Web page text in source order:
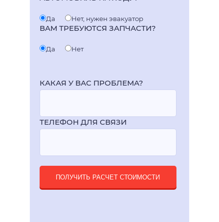
Да Нет, нужен эвакуатор
ВАМ ТРЕБУЮТСЯ ЗАПЧАСТИ?
Да Нет
КАКАЯ У ВАС ПРОБЛЕМА?
ТЕЛЕФОН ДЛЯ СВЯЗИ
ПОЛУЧИТЬ РАСЧЕТ СТОИМОСТИ